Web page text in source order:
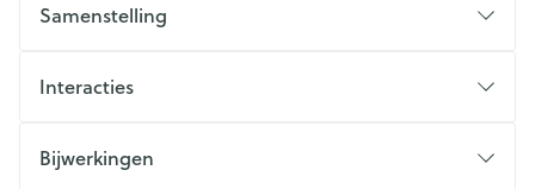
Samenstelling
Interacties
Bijwerkingen